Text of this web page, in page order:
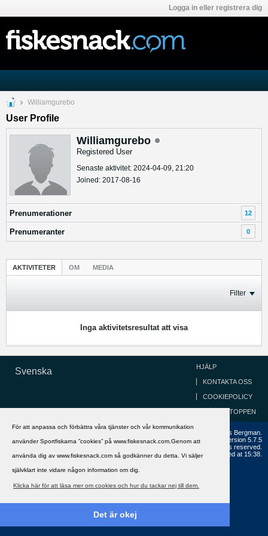
För att anpassa och förbättra våra tjänster och vår kommunikation
använder Sportfiskarna ”cookies” på www.fiskesnack.com.Genom att
använda dig av www.fiskesnack.com så godkänner du detta. Vi säljer
självklart inte vidare någon information om dig.
Klicka här för att läsa mer om cookies och hur du tackar nej till dem.
Det är okej
Logga in eller registrera dig
Williamgurebo
User Profile
Williamgurebo
Registered User
Senaste aktivitet: 2024-04-09, 21:20
Joined: 2017-08-16
Prenumerationer 12
Prenumeranter 0
AKTIVITETER OM MEDIA
Filter
Inga aktivitetsresultat att visa
Svenska HJÄLP
KONTAKTA OSS
COOKIEPOLICY
GÅ TILL TOPPEN
Copyright ©2002 - 2021, FiskeSnack.com. Grundad 2002 av Anders Bergman.
Powered byvBulletin®
Version 5.7.5
Copyright © 2026 MH Sub I, LLC dba vBulletin. All rights reserved.
All times are GMT+1. This page was generated at 15:38.